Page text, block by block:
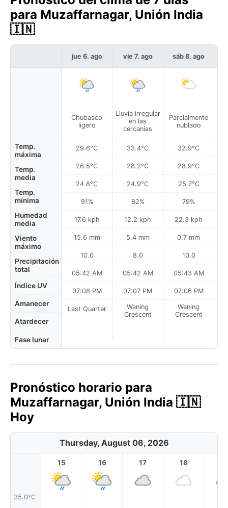
para Muzaffarnagar, Unión India
🇮🇳
Temp.
máxima
Temp.
media
Temp.
mínima
Humedad
media
Viento
máximo
Precipitación
total
Índice UV
Amanecer
Atardecer
Fase lunar
jue 6. ago
Chubasco
ligero
29.6°C
26.5°C
24.8°C
91%
17.6 kph
15.6 mm
10.0
05:42 AM
07:08 PM
Last Quarter
vie 7. ago
Lluvia irregular
en las
cercanías
33.4°C
28.2°C
24.9°C
82%
12.2 kph
5.4 mm
8.0
05:42 AM
07:07 PM
Waning
Crescent
sáb 8. ago
Parcialmente
nublado
32.9°C
28.9°C
25.7°C
79%
22.3 kph
0.7 mm
10.0
05:43 AM
07:06 PM
Waning
Crescent
Pronóstico horario para
Muzaffarnagar, Unión India 🇮🇳
Hoy
Thursday, August 06, 2026
35.0°C
15 16 17 18